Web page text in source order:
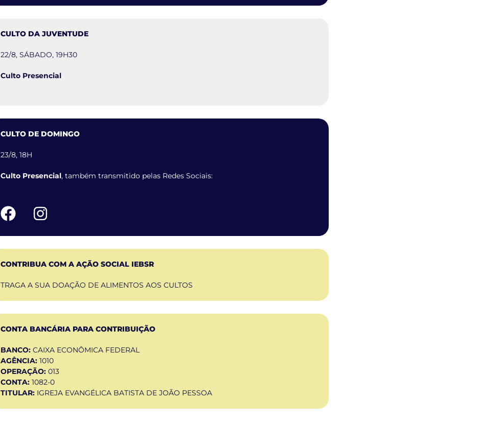
CULTO DA JUVENTUDE
22/8, SÁBADO, 19H30
Culto Presencial
CULTO DE DOMINGO
23/8, 18H
Culto Presencial, também transmitido pelas Redes Sociais:
CONTRIBUA COM A AÇÃO SOCIAL IEBSR
TRAGA A SUA DOAÇÃO DE ALIMENTOS AOS CULTOS
CONTA BANCÁRIA PARA CONTRIBUIÇÃO
BANCO: CAIXA ECONÔMICA FEDERAL
AGÊNCIA: 1010
OPERAÇÃO: 013
CONTA: 1082-0
TITULAR: IGREJA EVANGÉLICA BATISTA DE JOÃO PESSOA